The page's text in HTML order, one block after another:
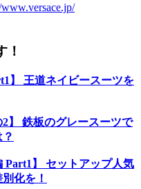
！
】 王道ネイビースーツを
】 鉄板のグレースーツで
Part1】 セットアップ人気
化を！